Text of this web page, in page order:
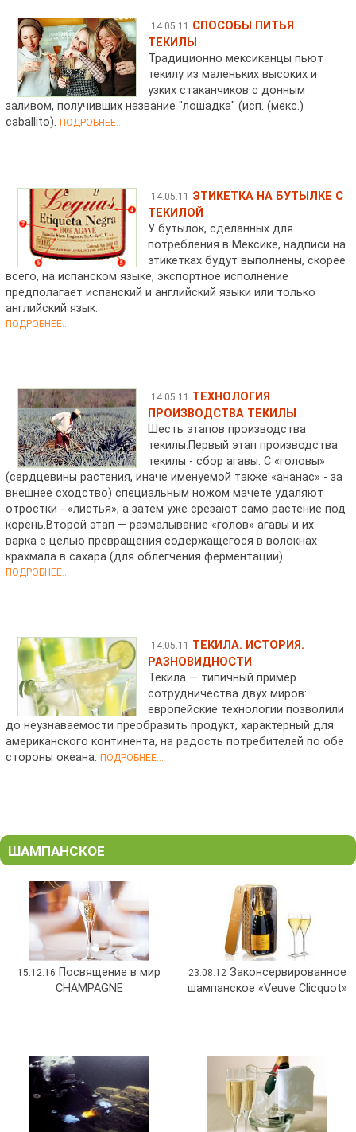
14.05.11
СПОСОБЫ ПИТЬЯ
ТЕКИЛЫ
Традиционно мексиканцы пьют
текилу из маленьких высоких и
узких стаканчиков с донным
заливом, получивших название "лошадка" (исп. (мекс.)
caballito).ПОДРОБНЕЕ...
14.05.11
ЭТИКЕТКА НА БУТЫЛКЕ С
ТЕКИЛОЙ
У бутылок, сделанных для
потребления в Мексике, надписи на
этикетках будут выполнены, скорее
всего, на испанском языке, экспортное исполнение
предполагает испанский и английский языки или только
английский язык.
ПОДРОБНЕЕ...
14.05.11
ТЕХНОЛОГИЯ
ПРОИЗВОДСТВА ТЕКИЛЫ
Шесть этапов производства
текилы.Первый этап производства
текилы - сбор агавы. С «головы»
(сердцевины растения, иначе именуемой также «ананас» - за
внешнее сходство) специальным ножом мачете удаляют
отростки - «листья», а затем уже срезают само растение под
корень.Второй этап — размалывание «голов» агавы и их
варка с целью превращения содержащегося в волокнах
крахмала в сахара (для облегчения ферментации).
ПОДРОБНЕЕ...
14.05.11
ТЕКИЛА. ИСТОРИЯ.
РАЗНОВИДНОСТИ
Текила — типичный пример
сотрудничества двух миров:
европейские технологии позволили
до неузнаваемости преобразить продукт, характерный для
американского континента, на радость потребителей по обе
стороны океана.ПОДРОБНЕЕ...
ШАМПАНСКОЕ
15.12.16 Посвящение в мир
CHAMPAGNE
23.08.12Законсервированное
шампанское «Veuve Clicquot»